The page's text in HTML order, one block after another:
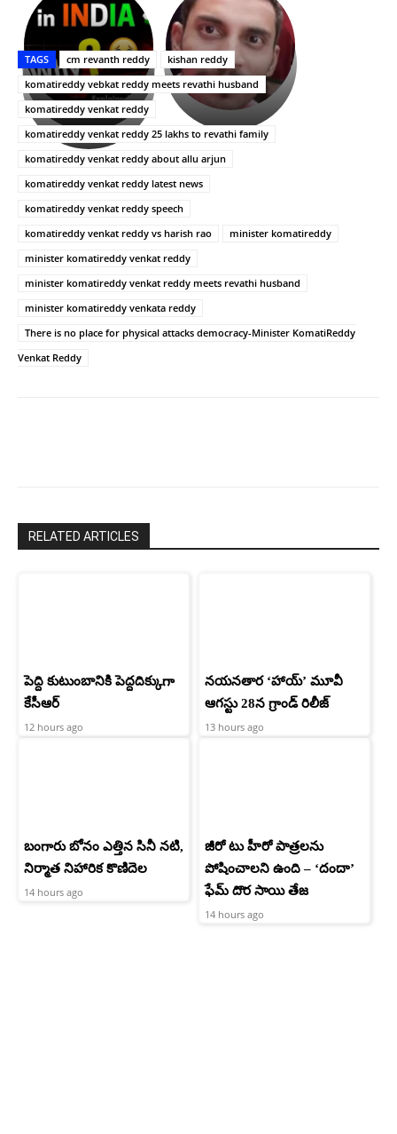
భగవంతుని
ప్రసాదం
తీర్థం..తులసీదళం
లేకుండా
అసంపూర్ణం
కేజీఎఫ్
సినిమాతో
పాన్
ఇండియా
స్టార్
హీరోయిన్‏గా
శ్రీనిధి
శెట్టి.
Upasana:
భర్తపై
రివెంజ్
తీర్చుకున్న
ఉపాసన..
పాపం
రామ్
చరణ్
TAGS cm revanth reddy
kishan reddy
komatireddy vebkat reddy meets revathi husband
komatireddy venkat reddy
komatireddy venkat reddy 25 lakhs to revathi family
komatireddy venkat reddy about allu arjun
komatireddy venkat reddy latest news
komatireddy venkat reddy speech
komatireddy venkat reddy vs harish rao
minister komatireddy
minister komatireddy venkat reddy
minister komatireddy venkat reddy meets revathi husband
minister komatireddy venkata reddy
There is no place for physical attacks democracy-Minister KomatiReddy
Venkat Reddy
RELATED ARTICLES
పెద్ది కుటుంబానికి పెద్దదిక్కుగా
కేసీఆర్
12 hours ago
నయనతార ‘హాయ్’ మూవీ
ఆగస్టు 28న గ్రాండ్ రిలీజ్
13 hours ago
బంగారు బోనం ఎత్తిన సినీ నటి,
నిర్మాత నిహారిక కొణిదెల
14 hours ago
జీరో టు హీరో పాత్రలను
పోషించాలని ఉంది – ‘దందా’
ఫేమ్ దొర సాయి తేజ
14 hours ago